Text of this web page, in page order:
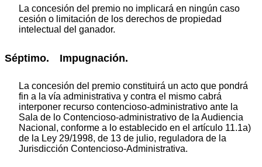
La concesión del premio no implicará en ningún caso
cesión o limitación de los derechos de propiedad
intelectual del ganador.
Séptimo. Impugnación.
La concesión del premio constituirá un acto que pondrá
fin a la vía administrativa y contra el mismo cabrá
interponer recurso contencioso-administrativo ante la
Sala de lo Contencioso-administrativo de la Audiencia
Nacional, conforme a lo establecido en el artículo 11.1a)
de la Ley 29/1998, de 13 de julio, reguladora de la
Jurisdicción Contencioso-Administrativa.